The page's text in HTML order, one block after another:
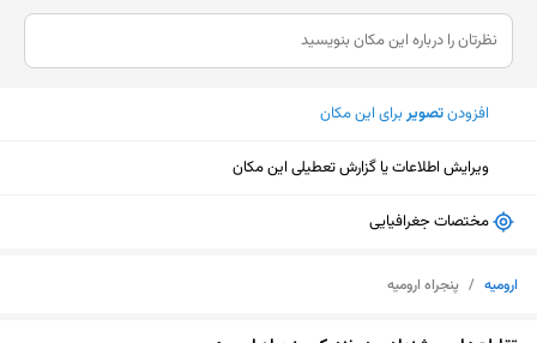
افزودنتصویربرای این مکان
ویرایش اطلاعات یا گزارش تعطیلی این مکان
مختصات جغرافیایی
ارومیه / پنجراه ارومیه